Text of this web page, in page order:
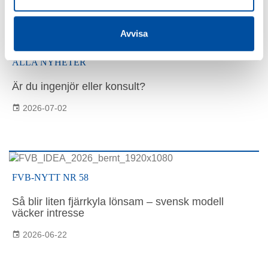
Avvisa
ALLA NYHETER
Är du ingenjör eller konsult?
2026-07-02
FVB-NYTT NR 58
Så blir liten fjärrkyla lönsam – svensk modell
väcker intresse
2026-06-22